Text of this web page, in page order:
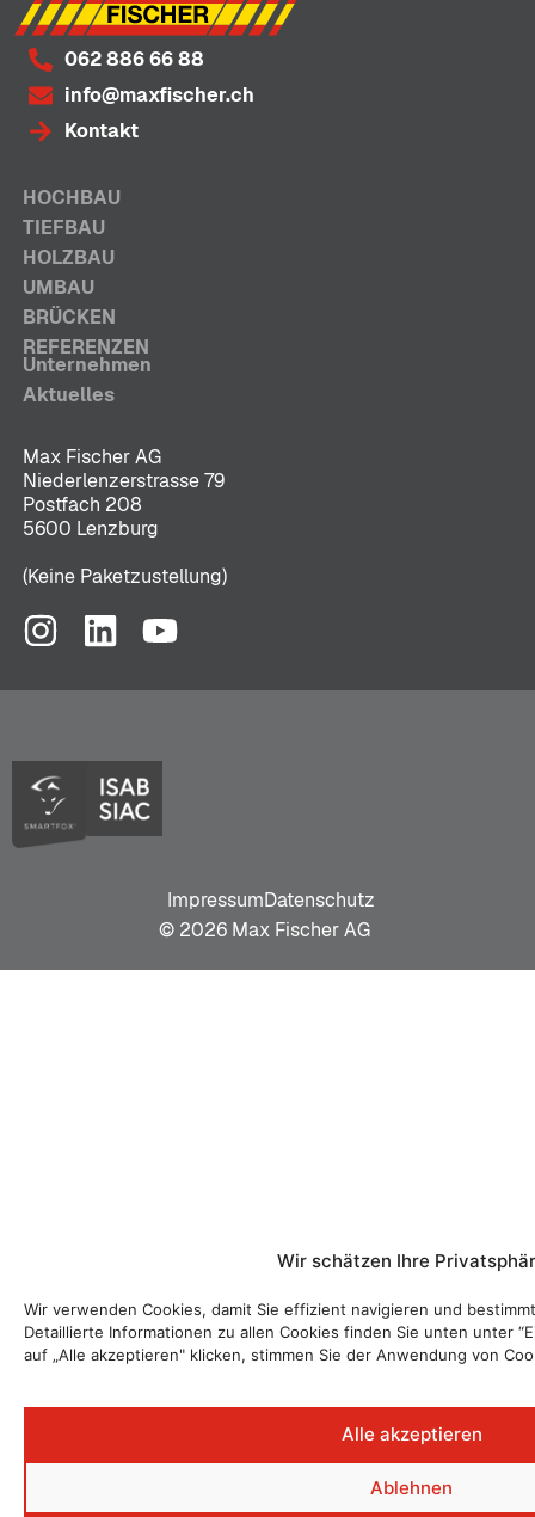
Wir schätzen Ihre
Wir verwenden Cookies, damit Sie effizient navigieren und
Detaillierte Informationen zu allen Cookies finden Sie unten unter
auf „Alle akzeptieren" klicken, stimmen Sie der Anwendung von
Alle akzeptieren
Ablehnen
062 886 66 88
info@maxfischer.ch
Kontakt
HOCHBAU
TIEFBAU
HOLZBAU
UMBAU
BRÜCKEN
REFERENZEN
Unternehmen
Aktuelles
Max Fischer AG
Niederlenzerstrasse 79
Postfach 208
5600 Lenzburg
(Keine Paketzustellung)
ImpressumDatenschutz
© 2026 Max Fischer AG